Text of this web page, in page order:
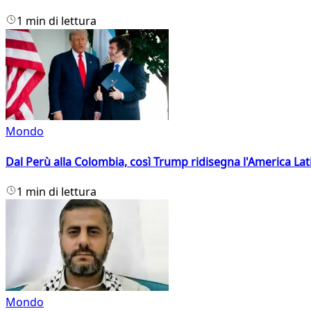
1 min di lettura
Mondo
Dal Perù alla Colombia, così Trump ridisegna l'America
1 min di lettura
Mondo